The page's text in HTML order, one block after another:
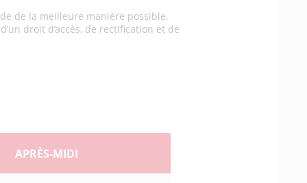
de la meilleure manière possible.
droit d’accès, de rectification et de
APRÈS-MIDI